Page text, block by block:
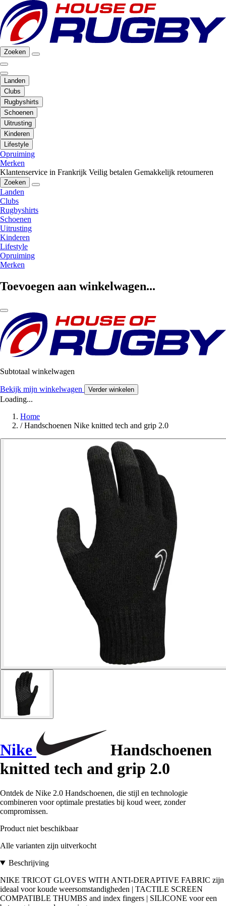
Zoeken
Landen
Clubs
Rugbyshirts
Schoenen
Uitrusting
Kinderen
Lifestyle
Opruiming
Merken
Klantenservice in Frankrijk Veilig betalen Gemakkelijk retourneren
Zoeken
Landen
Clubs
Rugbyshirts
Schoenen
Uitrusting
Kinderen
Lifestyle
Opruiming
Merken
Toevoegen aan winkelwagen...
Subtotaal winkelwagen
Bekijk mijn winkelwagen Verder winkelen
Loading...
Home
/ Handschoenen Nike knitted tech and grip 2.0
Nike
Handschoenen
knitted tech and grip 2.0
Ontdek de Nike 2.0 Handschoenen, die stijl en technologie
combineren voor optimale prestaties bij koud weer, zonder
compromissen.
Product niet beschikbaar
Alle varianten zijn uitverkocht
Beschrijving
NIKE TRICOT GLOVES WITH ANTI-DERAPTIVE FABRIC zijn
ideaal voor koude weersomstandigheden | TACTILE SCREEN
COMPATIBLE THUMBS and index fingers | SILICONE voor een